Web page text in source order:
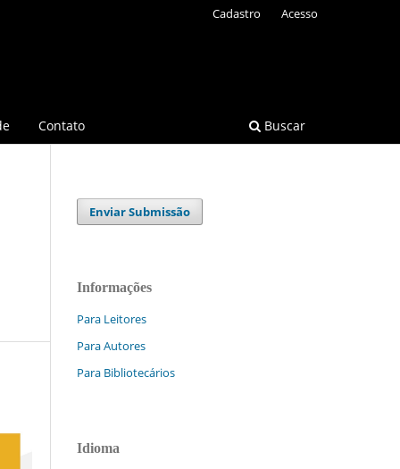
Contato Buscar
Cadastro Acesso
Enviar Submissão
Informações
Para Leitores
Para Autores
Para Bibliotecários
Idioma